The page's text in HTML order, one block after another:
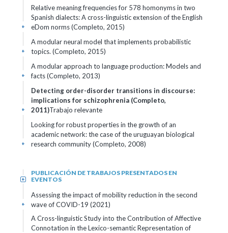
Relative meaning frequencies for 578 homonyms in two
Spanish dialects: A cross-linguistic extension of the English
eDom norms (Completo, 2015)
+
A modular neural model that implements probabilistic
topics. (Completo, 2015)
+
A modular approach to language production: Models and
facts (Completo, 2013)
+
Detecting order-disorder transitions in discourse:
implications for schizophrenia (Completo,
2011)Trabajo relevante
+
Looking for robust properties in the growth of an
academic network: the case of the uruguayan biological
research community (Completo, 2008)
+
PUBLICACIÓN DE TRABAJOS PRESENTADOS EN
EVENTOS
+
Assessing the impact of mobility reduction in the second
wave of COVID-19 (2021)
+
A Cross-linguistic Study into the Contribution of Affective
Connotation in the Lexico-semantic Representation of